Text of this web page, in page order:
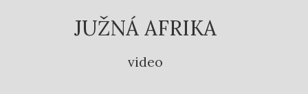
JUŽNÁ AFRIKA
video